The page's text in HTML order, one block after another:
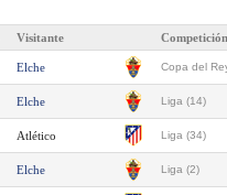
Visitante Competición
Elche Copa del
Elche Liga (14)
Atlético Liga (34)
Elche Liga (2)